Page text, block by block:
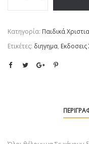
Κατηγορία: Παιδικά
Ετικέτες: διηγημα, Εκδοσεις